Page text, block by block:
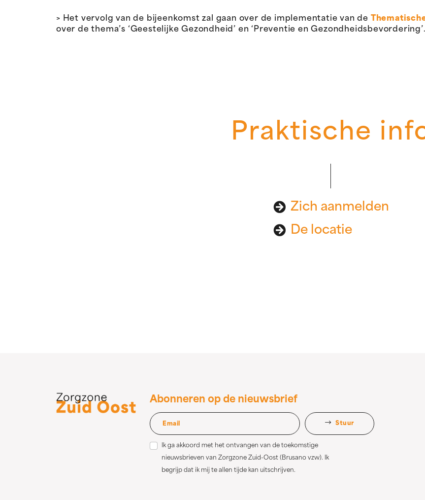
> Het vervolg van de bijeenkomst zal gaan over de implementatie van de
over de thema’s ‘Geestelijke Gezondheid’ en ‘Preventie en Gezondheidsbevordering’.
Praktische
Zich aanmelden
De locatie
Abonneren op de nieuwsbrief
Stuur
Ik ga akkoord met het ontvangen van de toekomstige
nieuwsbrieven van Zorgzone Zuid-Oost (Brusano vzw). Ik
begrijp dat ik mij te allen tijde kan uitschrijven.